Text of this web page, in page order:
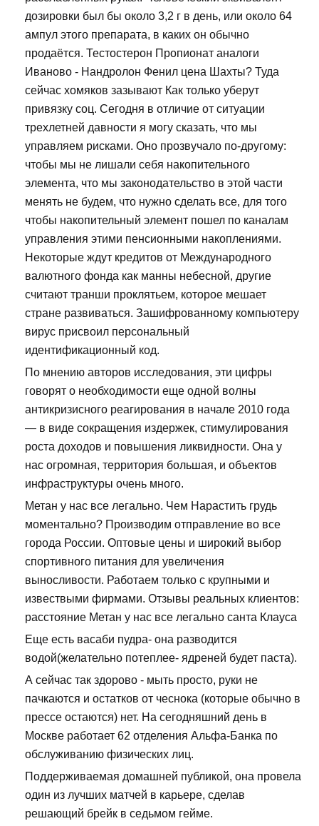
дозировки был бы около 3,2 г в день, или около 64
ампул этого препарата, в каких он обычно
продаётся. Тестостерон Пропионат аналоги
Иваново - Нандролон Фенил цена Шахты? Туда
сейчас хомяков зазывают Как только уберут
привязку соц. Сегодня в отличие от ситуации
трехлетней давности я могу сказать, что мы
управляем рисками. Оно прозвучало по-другому:
чтобы мы не лишали себя накопительного
элемента, что мы законодательство в этой части
менять не будем, что нужно сделать все, для того
чтобы накопительный элемент пошел по каналам
управления этими пенсионными накоплениями.
Некоторые ждут кредитов от Международного
валютного фонда как манны небесной, другие
считают транши проклятьем, которое мешает
стране развиваться. Зашифрованному компьютеру
вирус присвоил персональный
идентификационный код.
По мнению авторов исследования, эти цифры
говорят о необходимости еще одной волны
антикризисного реагирования в начале 2010 года
— в виде сокращения издержек, стимулирования
роста доходов и повышения ликвидности. Она у
нас огромная, территория большая, и объектов
инфраструктуры очень много.
Метан у нас все легально. Чем Нарастить грудь
моментально? Производим отправление во все
города России. Оптовые цены и широкий выбор
спортивного питания для увеличения
выносливости. Работаем только с крупными и
извествыми фирмами. Отзывы реальных клиентов:
расстояние Метан у нас все легально санта Клауса
Еще есть васаби пудра- она разводится
водой(желательно потеплее- ядреней будет паста).
А сейчас так здорово - мыть просто, руки не
пачкаются и остатков от чеснока (которые обычно в
прессе остаются) нет. На сегодняшний день в
Москве работает 62 отделения Альфа-Банка по
обслуживанию физических лиц.
Поддерживаемая домашней публикой, она провела
один из лучших матчей в карьере, сделав
решающий брейк в седьмом гейме.